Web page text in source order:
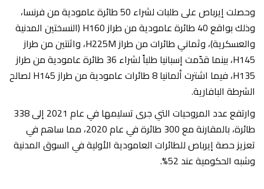
وحصلت إيرباص على طلبات لشراء 50 طائرة عامودية من فرنسا،
وذلك بواقع 40 طائرة عامودية من طراز H160 (النسختين المدنية
والعسكرية)، وثماني طائرات من طراز H225M، واثنتين من طراز
H145، بينما قدّمت إسبانيا طلباً لشراء 36 طائرة عامودية من طراز
H135، فيما اشترت ألمانيا 8 طائرات عامودية من طراز H145 لصالح
الشرطة البافارية.
وارتفع عدد المروحيات التي جرى تسليمها في عام 2021 إلى 338
طائرة، بالمقارنة مع 300 طائرة في عام 2020، مما ساهم في
تعزيز حصة إيرباص للطائرات العامودية الأولية في السوق المدنية
وشبه الحكومية عند 52%.